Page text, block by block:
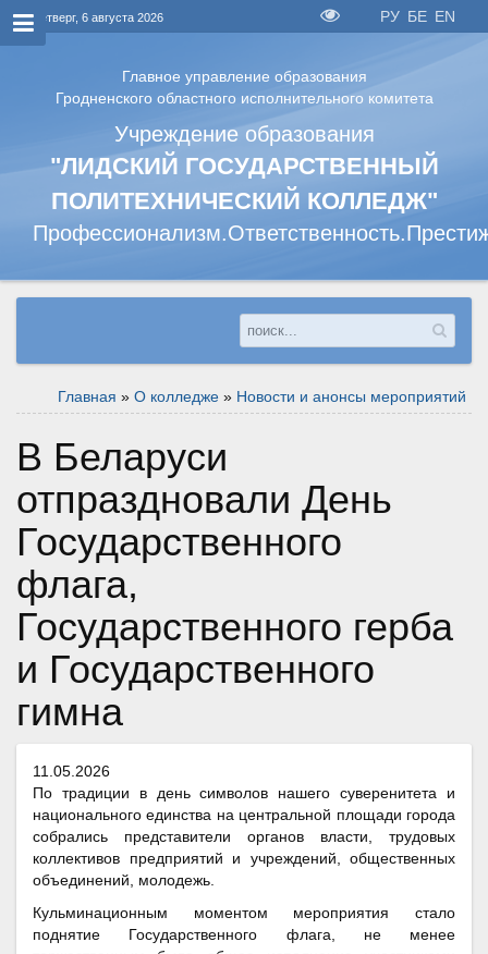
Четверг, 6 августа 2026 РУ БЕ EN
Главное управление образования
Гродненского областного исполнительного комитета
Учреждение образования
"ЛИДСКИЙ ГОСУДАРСТВЕННЫЙ
ПОЛИТЕХНИЧЕСКИЙ КОЛЛЕДЖ"
Главная » О колледже » Новости и анонсы мероприятий
В Беларуси
отпраздновали День
Государственного
флага,
Государственного герба
и Государственного
гимна
11.05.2026
По традиции в день символов нашего суверенитета и
национального единства на центральной площади города
собрались представители органов власти, трудовых
коллективов предприятий и учреждений, общественных
объединений, молодежь.
Кульминационным моментом мероприятия стало
поднятие Государственного флага, не менее